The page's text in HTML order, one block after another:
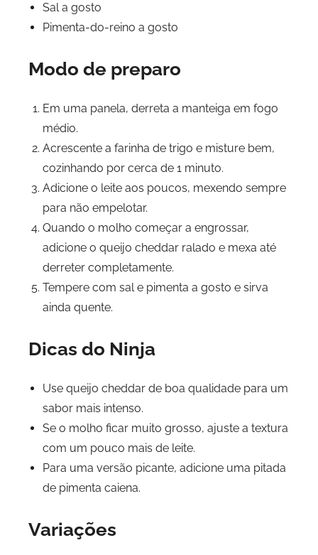
Sal a gosto
Pimenta-do-reino a gosto
Modo de preparo
Em uma panela, derreta a manteiga em fogo
médio.
Acrescente a farinha de trigo e misture bem,
cozinhando por cerca de 1 minuto.
Adicione o leite aos poucos, mexendo sempre
para não empelotar.
Quando o molho começar a engrossar,
adicione o queijo cheddar ralado e mexa até
derreter completamente.
Tempere com sal e pimenta a gosto e sirva
ainda quente.
Dicas do Ninja
Use queijo cheddar de boa qualidade para um
sabor mais intenso.
Se o molho ficar muito grosso, ajuste a textura
com um pouco mais de leite.
Para uma versão picante, adicione uma pitada
de pimenta caiena.
Variações